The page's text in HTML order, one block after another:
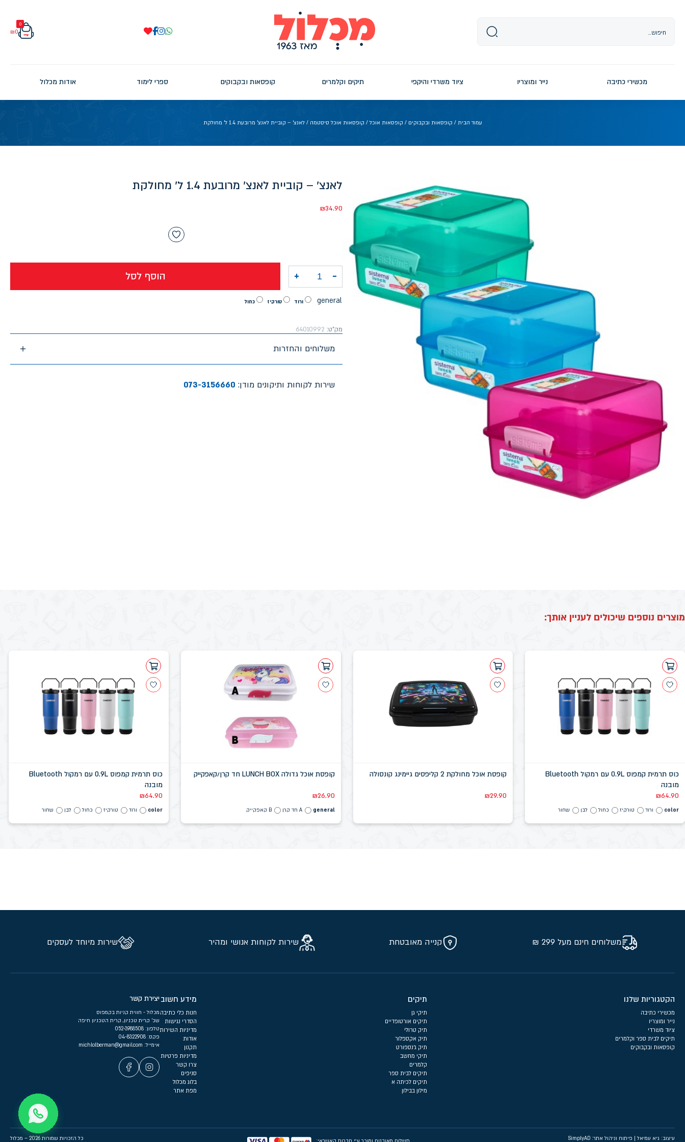
0
₪0
מכשירי כתיבה נייר ומוצריו ציוד משרדי והיקפי תיקים וקלמרים קופסאות ובקבוקים ספרי לימוד אודות מכלול
עמוד הבית / קופסאות ובקבוקים / קופסאות אוכל / קופסאות אוכל סיסטמה / לאנצ' – קוביית לאנצ' מרובעת 1.4 ל' מחולקת
לאנצ' – קוביית לאנצ' מרובעת 1.4 ל' מחולקת
₪34.90
general ורוד טורקיז כחול
- כמות של לאנצ' - קוביית לאנצ' מרובעת 1.4 ל' מחולקת
+ הוסף לסל
מק"ט: 64010992
משלוחים והחזרות
שירות לקוחות ותיקונים מודן: 073-3156660
מוצרים נוספים שיכולים לעניין אותך:
כוס תרמית קמפוס 0.9L עם רמקול Bluetooth
מובנה
₪64.90
color ורוד טורקיז כחול לבן שחור
קופסת אוכל מחולקת 2 קליפסים גיימינג קונסולה
₪29.90
קופסת אוכל גדולה LUNCH BOX חד קרן/קאפקייק
₪26.90
general A חד קרן B קאפקייק
כוס תרמית קמפוס 0.9L עם רמקול Bluetooth
מובנה
₪64.90
color ורוד טורקיז כחול לבן שחור
משלוחים חינם מעל 299 ₪ קנייה מאובטחת שירות לקוחות אנושי ומהיר שירות מיוחד לעסקים
הקטגוריות שלנו
מכשירי כתיבה
נייר ומוצריו
ציוד משרדי
תיקים לבית ספר וקלמרים
קופסאות ובקבוקים
תיקים
תיקי גן
תיקים אורטופדיים
תיק טרולי
תיק אקספלור
תיק ג'נספורט
תיקי מחשב
קלמרים
תיקים לבית ספר
תיקים לכיתה א
מילון בבילון
מידע חשוב
חנות כלי כתיבה
הסדרי נגישות
מדיניות השירות
אודות
תקנון
מדיניות פרטיות
צרו קשר
סניפים
בלוג מכלול
מפת אתר
יצירת קשר
מכלול - חווית קניות בקמפוס
שכ’ קרית טכניון, קרית הטכניון חיפה
טלפון:
פקס: 04-8322908
אימייל:
עיצוב: גיא עמיאל | פיתוח וניהול אתר: SimplyAD כל הזכויות שמורות 2026 – מכלול